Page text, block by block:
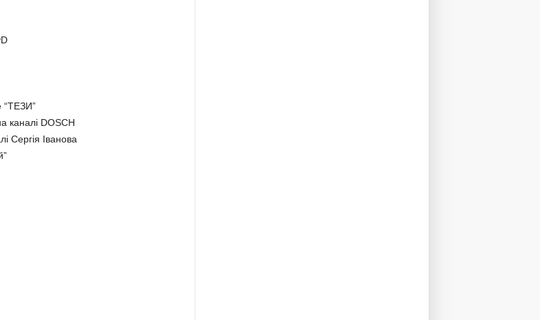
“ТЕЗИ”
каналі DOSCH
Сергія Іванова